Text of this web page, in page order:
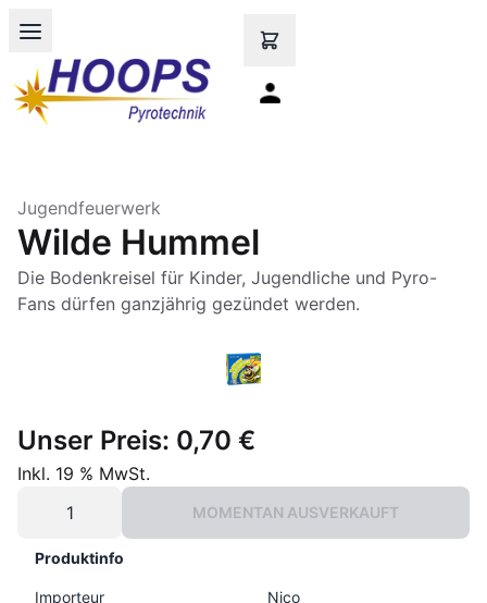
Open main menu
Jugendfeuerwerk
Wilde Hummel
Die Bodenkreisel für Kinder, Jugendliche und Pyro-
Fans dürfen ganzjährig gezündet werden.
Unser Preis: 0,70 €
Inkl. 19 % MwSt.
MOMENTAN AUSVERKAUFT
Produktinfo
Importeur Nico